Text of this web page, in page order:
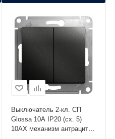
Выключатель 2-кл. СП
Glossa 10А IP20 (сх. 5)
10AX механизм антрацит